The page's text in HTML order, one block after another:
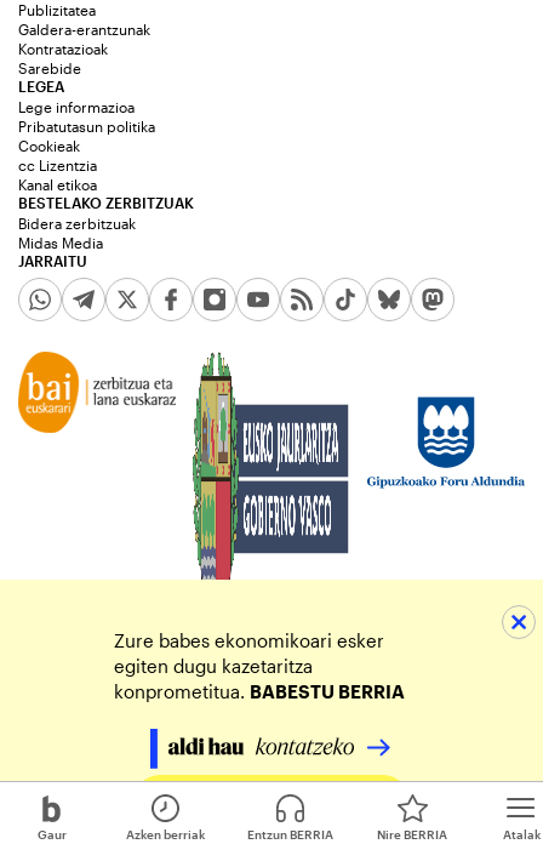
Gaur Atalak
Azken berriak Entzun BERRIA Nire BERRIA
Publizitatea
Galdera-erantzunak
Kontratazioak
Sarebide
JARRAITU
LEGEA
Lege informazioa
Pribatutasun politika
Cookieak
cc Lizentzia
Kanal etikoa
BESTELAKO ZERBITZUAK
Bidera zerbitzuak
Midas Media
Zure babes ekonomikoari esker
egiten dugu kazetaritza
konprometitua. BABESTU BERRIA
Egin zure ekarpena